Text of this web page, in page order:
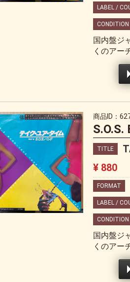
LABEL /
国内盤ジ
くのアー
商品ID：
S.O.S.
TITLE
¥ 880
FORMAT
LABEL /
国内盤ジ
くのアー